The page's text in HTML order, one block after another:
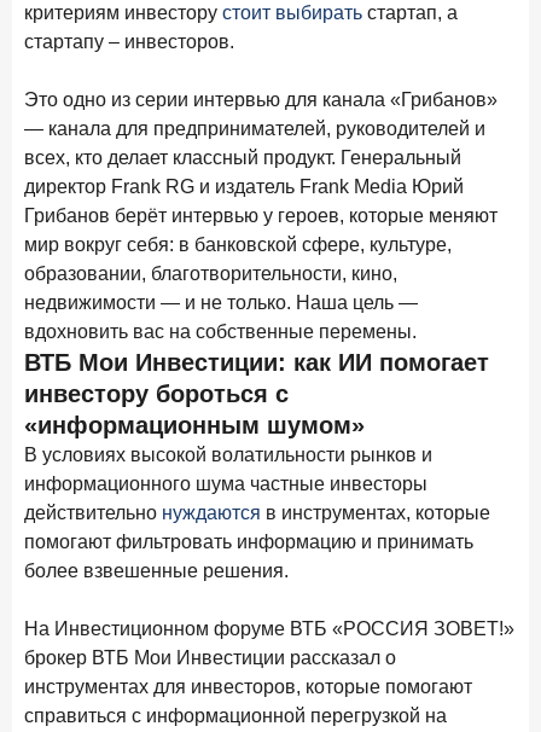
Premium Banking в 2025 году: портрет клиента, тренды
и стратегии банков
Главные «болевые точки» бизнеса при открытии
расчетного счета в банках
26 января 2026 года ИССЛЕДОВАНИЕ
Ипотека. Итоги декабря 2025 года
15 января 2026 года ИССЛЕДОВАНИЕ
По итогам декабря 2025 года объем выдач кредитов
составил 1 326,5 млрд руб.
Средняя ставка по ипотеке на первичном рынке
6,9%
Frank Data. Ипотека Поделиться
25 декабря 2025 года
Ипотека. Итоги ноября 2025 года
критериям инвестору стоит выбирать стартап, а
стартапу – инвесторов.
Это одно из серии интервью для канала «Грибанов»
— канала для предпринимателей, руководителей и
всех, кто делает классный продукт. Генеральный
директор Frank RG и издатель Frank Media Юрий
Грибанов берёт интервью у героев, которые меняют
мир вокруг себя: в банковской сфере, культуре,
образовании, благотворительности, кино,
недвижимости — и не только. Наша цель —
вдохновить вас на собственные перемены.
ВТБ Мои Инвестиции: как ИИ помогает
инвестору бороться с
«информационным шумом»
В условиях высокой волатильности рынков и
информационного шума частные инвесторы
действительно нуждаются в инструментах, которые
помогают фильтровать информацию и принимать
более взвешенные решения.
На Инвестиционном форуме ВТБ «РОССИЯ ЗОВЕТ!»
брокер ВТБ Мои Инвестиции рассказал о
инструментах для инвесторов, которые помогают
справиться с информационной перегрузкой на